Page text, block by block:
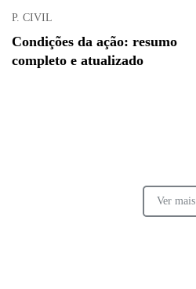
P. CIVIL
Condições da ação: resumo
completo e atualizado
Ver mais